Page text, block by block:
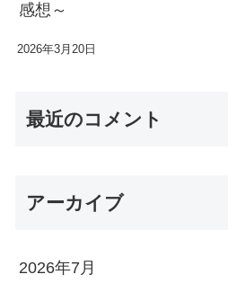
感想～
2026年3月20日
最近のコメント
アーカイブ
2026年7月